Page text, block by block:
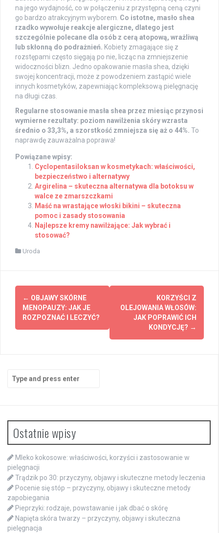
na jego wydajność, co w połączeniu z przystępną ceną czyni
go bardzo atrakcyjnym wyborem. Co istotne, masło shea
rzadko wywołuje reakcje alergiczne, dlatego jest
szczególnie polecane dla osób z cerą atopową, wrażliwą
lub skłonną do podrażnień. Kobiety zmagające się z
rozstępami często sięgają po nie, licząc na zmniejszenie
widoczności blizn. Jedno opakowanie masła shea, dzięki
swojej koncentracji, może z powodzeniem zastąpić wiele
innych kosmetyków, zapewniając kompleksową pielęgnację
na długi czas.
Regularne stosowanie masła shea przez miesiąc przynosi
wymierne rezultaty: poziom nawilżenia skóry wzrasta
średnio o 33,3%, a szorstkość zmniejsza się aż o 44%. To
naprawdę zauważalna poprawa!
Powiązane wpisy:
Cyclopentasiloksan w kosmetykach: właściwości,
bezpieczeństwo i alternatywy
Argirelina – skuteczna alternatywa dla botoksu w
walce ze zmarszczkami
Maść na wrastające włoski bikini – skuteczna
pomoc i zasady stosowania
Najlepsze kremy nawilżające: Jak wybrać i
stosować?
Uroda
Post
navigation
← OBJAWY SKÓRNE
MENOPAUZY: JAK JE
ROZPOZNAĆ I LECZYĆ?
KORZYŚCI Z
OLEJOWANIA WŁOSÓW:
JAK POPRAWIĆ ICH
KONDYCJĘ? →
Search
for:
Ostatnie wpisy
Mleko kokosowe: właściwości, korzyści i zastosowanie w
pielęgnacji
Trądzik po 30: przyczyny, objawy i skuteczne metody leczenia
Pocenie się stóp – przyczyny, objawy i skuteczne metody
zapobiegania
Pieprzyki: rodzaje, powstawanie i jak dbać o skórę
Napięta skóra twarzy – przyczyny, objawy i skuteczna
pielęgnacja